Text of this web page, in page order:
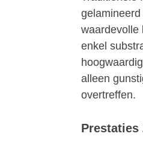
waardevolle
enkel
alleen
overtreffen.
Prestaties